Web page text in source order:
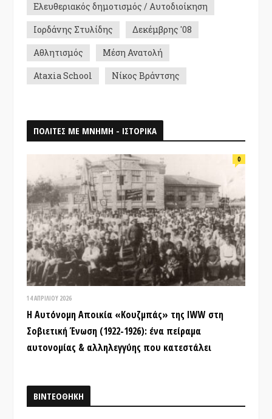
Ελευθεριακός δημοτισμός / Αυτοδιοίκηση
Ιορδάνης Στυλίδης
Δεκέμβρης '08
Αθλητισμός
Μέση Ανατολή
Ataxia School
Νίκος Βράντσης
ΠΟΛΙΤΕΣ ΜΕ ΜΝΗΜΗ - ΙΣΤΟΡΙΚΑ
0
14 ΑΠΡΙΛΊΟΥ 2026
Η Αυτόνομη Αποικία «Κουζμπάς» της IWW στη
Σοβιετική Ένωση (1922-1926): ένα πείραμα
αυτονομίας & αλληλεγγύης που κατεστάλει
ΒΙΝΤΕΟΘΗΚΗ